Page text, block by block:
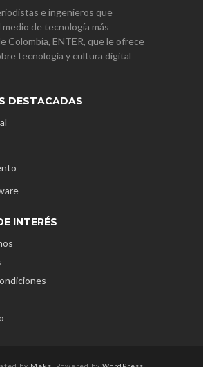
e ingenieros que
medio de tecnología más
Colombia, ENTER, que le ofrece
tecnología y cultura digital
DESTACADAS
INTERÉS